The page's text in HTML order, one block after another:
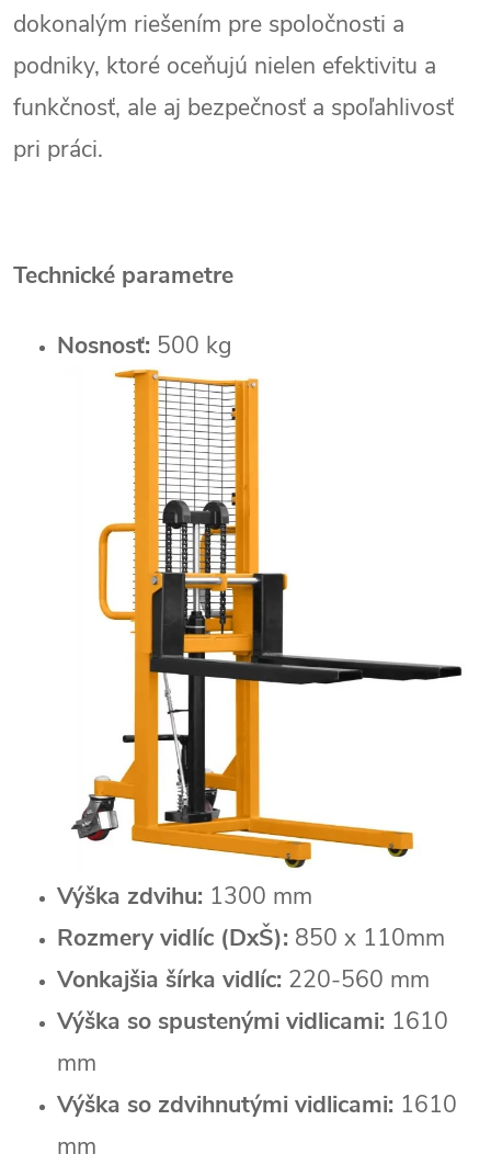
dokonalým riešením pre spoločnosti a
podniky, ktoré oceňujú nielen efektivitu a
funkčnosť, ale aj bezpečnosť a spoľahlivosť
pri práci.
Technické parametre
Nosnosť: 500 kg
Výška zdvihu: 1300 mm
Rozmery vidlíc (DxŠ): 850 x 110mm
Vonkajšia šírka vidlíc: 220-560 mm
Výška so spustenými vidlicami: 1610
mm
Výška so zdvihnutými vidlicami: 1610
mm